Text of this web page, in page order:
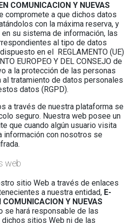
COMUNICACION Y NUEVAS
compromete a que dichos datos
con la máxima reserva, y
su sistema de información, las
al tipo de datos
en el REGLAMENTO (UE)
EUROPEO Y DEL CONSEJO de
a la protección de las personas
tratamiento de datos personales
datos (RGPD).
a través de nuestra plataforma se
seguro. Nuestra web posee un
que cuando algún usuario visita
información con nosotros se
web
sitio Web a través de enlaces
a nuestra entidad, E-
COMUNICACION Y NUEVAS
se hará responsable de las
sitios Web ni de las